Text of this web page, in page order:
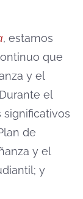
, estamos
que
y el
el
significativos
de
y el
y